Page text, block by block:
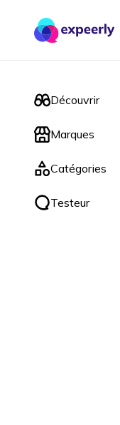
Découvrir
Marques
Catégories
Testeur